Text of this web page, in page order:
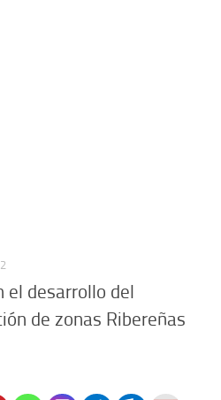
el desarrollo del
de zonas Ribereñas